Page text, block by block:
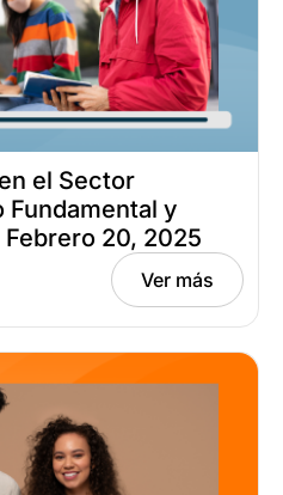
el Sector
Fundamental y
20, 2025
Ver más